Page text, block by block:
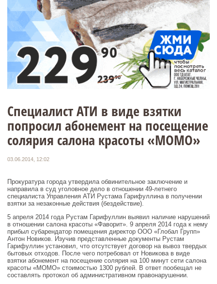
Специалист АТИ в виде взятки
попросил абонемент на посещение
солярия салона красоты «МОМО»
03.06.2014, 12:02
Прокуратура города утвердила обвинительное заключение и
направила в суд уголовное дело в отношении 49-летнего
специалиста Управления АТИ Рустама Гарифуллина в получении
взятки за незаконные действия (бездействие).
5 апреля 2014 года Рустам Гарифуллин выявил наличие нарушений
в отношении салона красоты «Фаворит». 9 апреля 2014 года к нему
прибыл субарендатор помещения директор ООО «Глобал Групп»
Антон Новиков. Изучив представленные документы Рустам
Гарифуллин установил, что отсутствует договор на вывоз твердых
бытовых отходов. После чего потребовал от Новикова в виде
взятки абонемент на посещение солярия на 100 минут сети салона
красоты «МОМО» стоимостью 1300 рублей. В ответ пообещал не
составлять протокол об административном правонарушении.